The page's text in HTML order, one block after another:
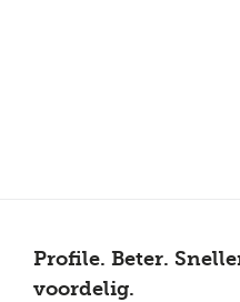
Profile. Beter.
voordelig.